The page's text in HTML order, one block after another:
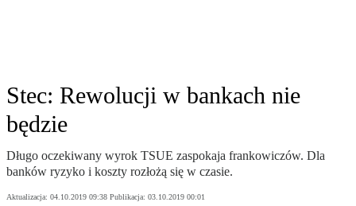
Stec: Rewolucji w bankach nie
będzie
Długo oczekiwany wyrok TSUE zaspokaja frankowiczów. Dla
banków ryzyko i koszty rozłożą się w czasie.
Aktualizacja: 04.10.2019 09:38 Publikacja: 03.10.2019 00:01